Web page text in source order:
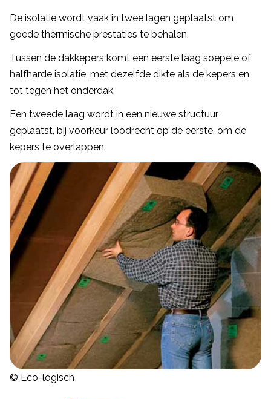
De isolatie wordt vaak in twee lagen geplaatst om
goede thermische prestaties te behalen.
Tussen de dakkepers komt een eerste laag soepele of
halfharde isolatie, met dezelfde dikte als de kepers en
tot tegen het onderdak.
Een tweede laag wordt in een nieuwe structuur
geplaatst, bij voorkeur loodrecht op de eerste, om de
kepers te overlappen.
© Eco-logisch